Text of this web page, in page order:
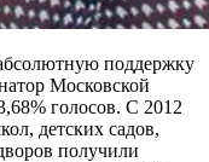
поддержку
Московской
голосов. С 2012
детских садов,
получили